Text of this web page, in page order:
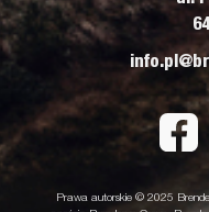
Prawa autorskie © 2025